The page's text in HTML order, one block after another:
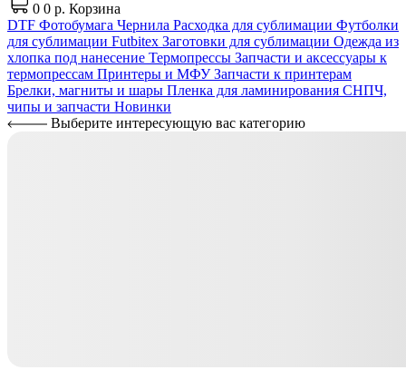
0 0 р. Корзина
DTF Фотобумага Чернила Расходка для сублимации Футболки
для сублимации Futbitex Заготовки для сублимации Одежда из
хлопка под нанесение Термопрессы Запчасти и аксессуары к
термопрессам Принтеры и МФУЗапчасти к принтерам
Брелки, магниты и шары Пленка для ламинирования СНПЧ,
чипы и запчасти Новинки
Выберите интересующую вас категорию